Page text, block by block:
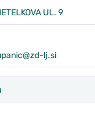
UL. 9
lj.si